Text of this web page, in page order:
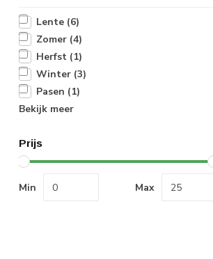
Lente (6)
Zomer (4)
Herfst (1)
Winter (3)
Pasen (1)
Bekijk meer
Prijs
Min Max